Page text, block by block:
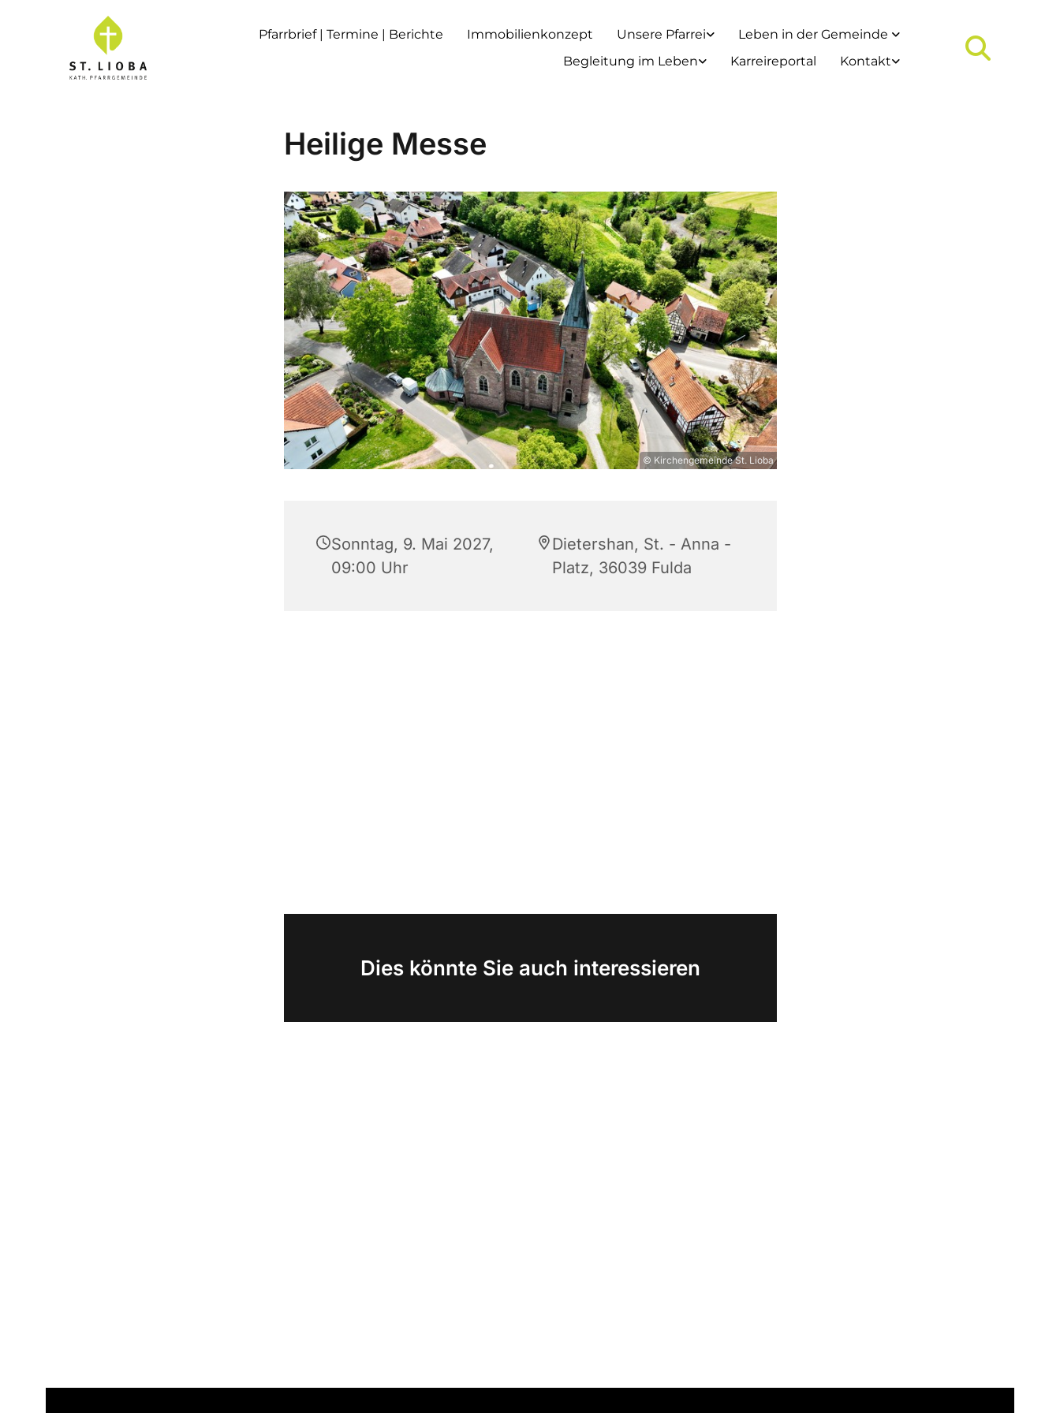
Pfarrbrief | Termine | Berichte Immobilienkonzept Unsere Pfarrei
Leben in der Gemeinde
Begleitung im Leben
Karreireportal Kontakt
Heilige Messe
© Kirchengemeinde St. Lioba
Sonntag, 9. Mai 2027,
09:00 Uhr
Dietershan, St. - Anna -
Platz, 36039 Fulda
Dies könnte Sie auch interessieren